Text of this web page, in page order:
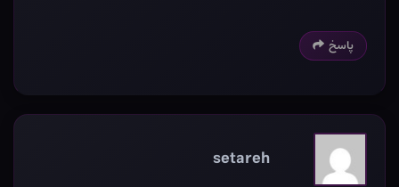
پاسخ
setareh